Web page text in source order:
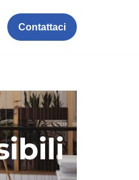
Contattaci